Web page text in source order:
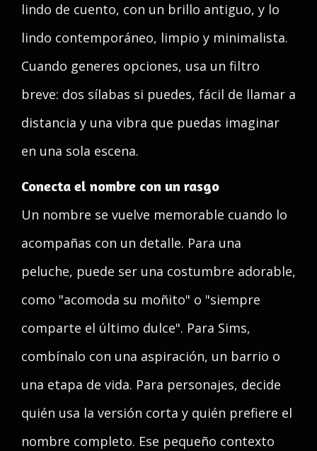
lindo de cuento, con un brillo antiguo, y lo
lindo contemporáneo, limpio y minimalista.
Cuando generes opciones, usa un filtro
breve: dos sílabas si puedes, fácil de llamar a
distancia y una vibra que puedas imaginar
en una sola escena.
Conecta el nombre con un rasgo
Un nombre se vuelve memorable cuando lo
acompañas con un detalle. Para una
peluche, puede ser una costumbre adorable,
como "acomoda su moñito" o "siempre
comparte el último dulce". Para Sims,
combínalo con una aspiración, un barrio o
una etapa de vida. Para personajes, decide
quién usa la versión corta y quién prefiere el
nombre completo. Ese pequeño contexto